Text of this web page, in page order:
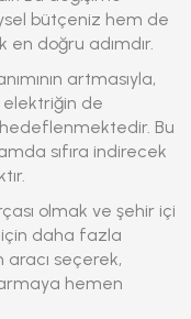
bütçeniz hem de
doğru adımdır.
artmasıyla,
elektriğin de
Bu
sıfıra indirecek
olmak ve şehir içi
için daha fazla
aracı seçerek,
hemen